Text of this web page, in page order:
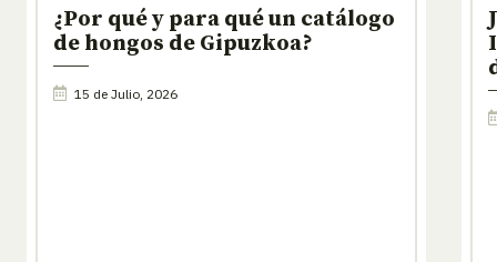
¿Por qué y para qué un catálogo
de hongos de Gipuzkoa?
15 de Julio, 2026